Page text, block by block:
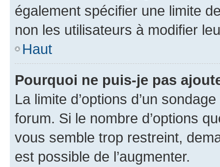
également spécifier une limite
non les utilisateurs à modifier
Haut
Pourquoi ne puis-je pas
La limite d’options d’un
forum. Si le nombre d’options
vous semble trop restreint,
est possible de l’augmenter.